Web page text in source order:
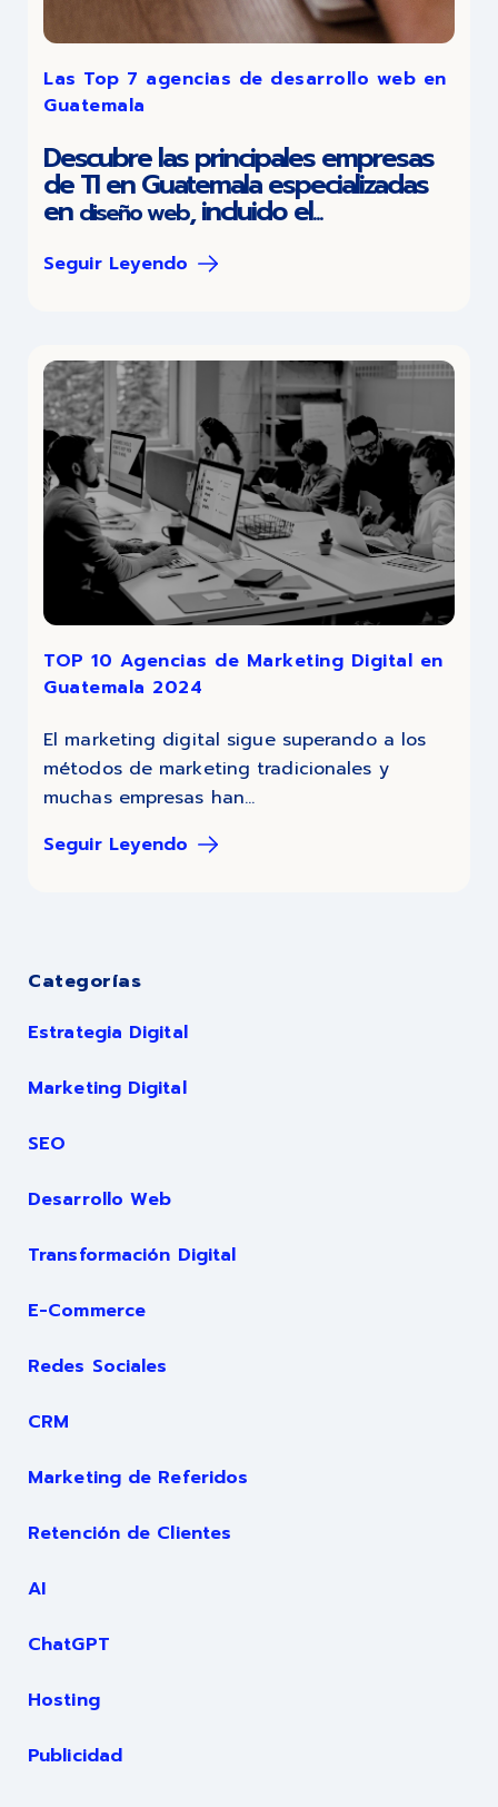
Las Top 7 agencias de desarrollo web en
Guatemala
Descubre las principales empresas
de TI en Guatemala especializadas
en diseño web,incluido el...
Seguir Leyendo
TOP 10 Agencias de Marketing Digital en
Guatemala 2024
El marketing digital sigue superando a los
métodos de marketing tradicionales y
muchas empresas han...
Seguir Leyendo
Categorías
Estrategia Digital
Marketing Digital
SEO
Desarrollo Web
Transformación Digital
E-Commerce
Redes Sociales
CRM
Marketing de Referidos
Retención de Clientes
AI
ChatGPT
Hosting
Publicidad